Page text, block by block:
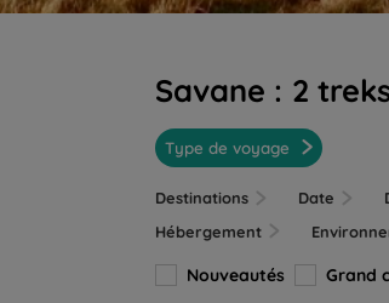
Savane : 2
Type de voyage
Destinations Date
Hébergement
Nouveautés Grand